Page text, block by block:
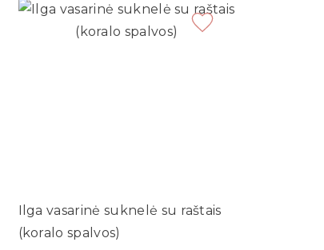
Ilga vasarinė suknelė su raštais
(koralo spalvos)